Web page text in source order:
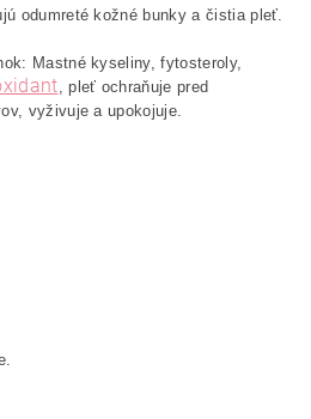
odumreté kožné bunky a čistia pleť.
Mastné kyseliny, fytosteroly,
, pleť ochraňuje pred
vyživuje a upokojuje.